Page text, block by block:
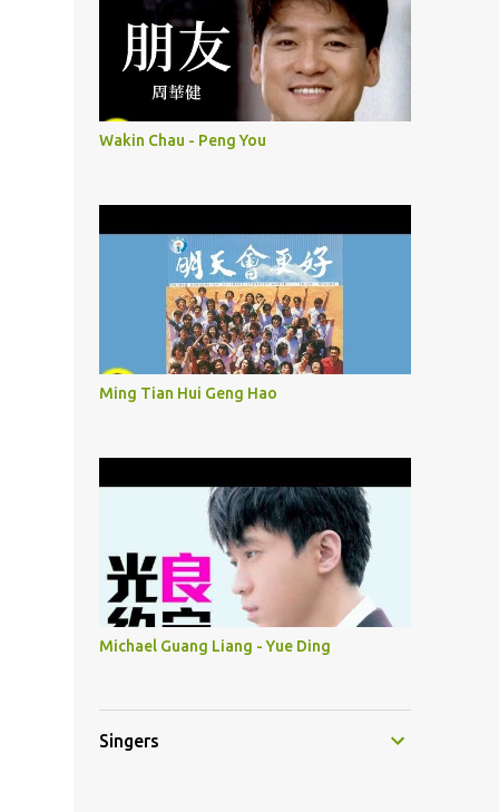
Wakin Chau - Peng You
Ming Tian Hui Geng Hao
Michael Guang Liang - Yue Ding
Singers